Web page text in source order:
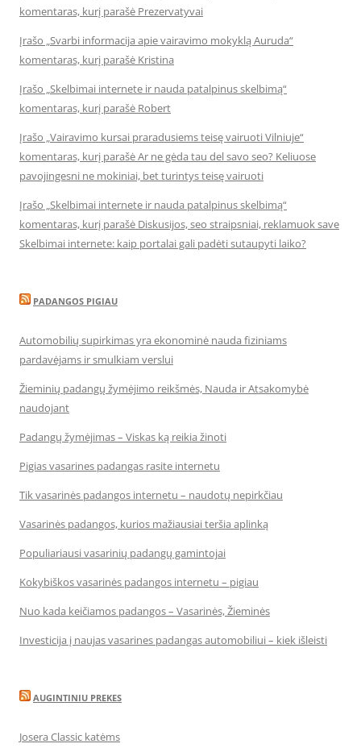
komentaras, kurį parašė Prezervatyvai
Įrašo „Svarbi informacija apie vairavimo mokyklą Auruda“
komentaras, kurį parašė Kristina
Įrašo „Skelbimai internete ir nauda patalpinus skelbimą“
komentaras, kurį parašė Robert
Įrašo „Vairavimo kursai praradusiems teisę vairuoti Vilniuje“
komentaras, kurį parašė Ar ne gėda tau del savo seo? Keliuose
pavojingesni ne mokiniai, bet turintys teisę vairuoti
Įrašo „Skelbimai internete ir nauda patalpinus skelbimą“
komentaras, kurį parašė Diskusijos, seo straipsniai, reklamuok save
Skelbimai internete: kaip portalai gali padėti sutaupyti laiko?
PADANGOS PIGIAU
Automobilių supirkimas yra ekonominė nauda fiziniams
pardavėjams ir smulkiam verslui
Žieminių padangų žymėjimo reikšmės, Nauda ir Atsakomybė
naudojant
Padangų žymėjimas – Viskas ką reikia žinoti
Pigias vasarines padangas rasite internetu
Tik vasarinės padangos internetu – naudotų nepirkčiau
Vasarinės padangos, kurios mažiausiai teršia aplinką
Populiariausi vasarinių padangų gamintojai
Kokybiškos vasarinės padangos internetu – pigiau
Nuo kada keičiamos padangos – Vasarinės, Žieminės
Investicija į naujas vasarines padangas automobiliui – kiek išleisti
AUGINTINIU PREKES
Josera Classic katėms